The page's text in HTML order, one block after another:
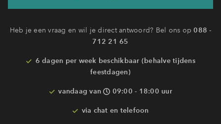
Heb je een vraag en wil je direct antwoord? Bel ons op088 -
712 21 65
6 dagen per week beschikbaar (behalve tijdens
feestdagen)
vandaag van 09:00 - 18:00 uur
via chat en telefoon